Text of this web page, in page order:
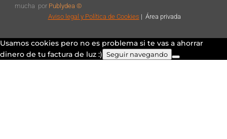
mucha por Publydea ©
Aviso legal y Política de Cookies | Área privada
Usamos cookies pero no es problema si te vas a ahorrar
dinero de tu factura de luz :) Seguir navegando